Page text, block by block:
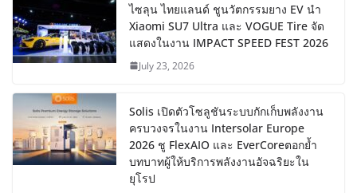
ไซลุน ไทยแลนด์ ชูนวัตกรรมยาง EV นำ
Xiaomi SU7 Ultra และ VOGUE Tire จัด
แสดงในงาน IMPACT SPEED FEST 2026
July 23, 2026
Solis เปิดตัวโซลูชันระบบกักเก็บพลังงาน
ครบวงจรในงาน Intersolar Europe
2026 ชู FlexAIO และ EverCoreตอกย้ำ
บทบาทผู้ให้บริการพลังงานอัจฉริยะใน
ยุโรป